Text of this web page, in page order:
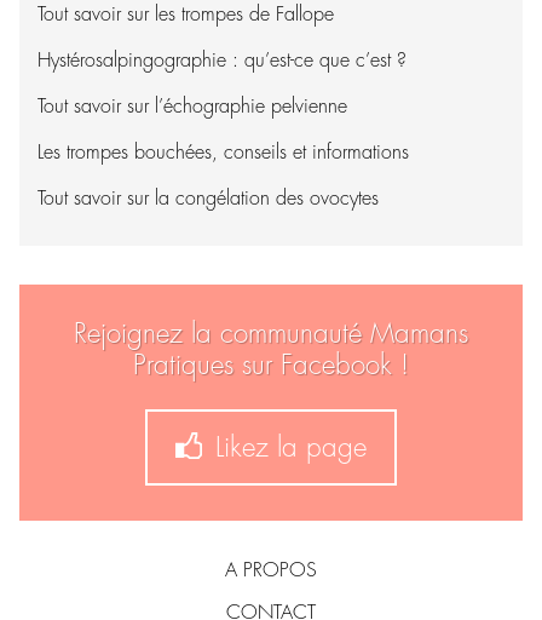
Tout savoir sur les trompes de Fallope
Hystérosalpingographie : qu’est-ce que c’est ?
Tout savoir sur l’échographie pelvienne
Les trompes bouchées, conseils et informations
Tout savoir sur la congélation des ovocytes
Rejoignez la communauté Mamans
Pratiques sur Facebook !
Likez la page
A PROPOS
CONTACT